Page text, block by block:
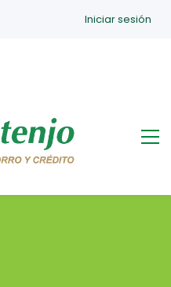
Iniciar sesión